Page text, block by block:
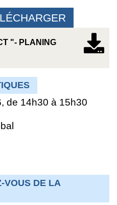
"- PLANING
de 14h30 à 15h30
VOUS DE LA